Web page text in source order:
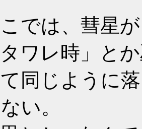
では、彗星
ワレ時」と
同じように
い。